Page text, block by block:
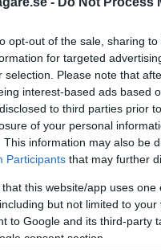
opt-out of the sale, sharing
for targeted
selection. Please note that
interest-based ads based
to third parties prior
of your personal
This information may also be
Participants that may further
that this website/app uses
but not limited to
to Google and its third-party
consent section.
med förbättrad
är bra.
och bak samt
är skyddade.